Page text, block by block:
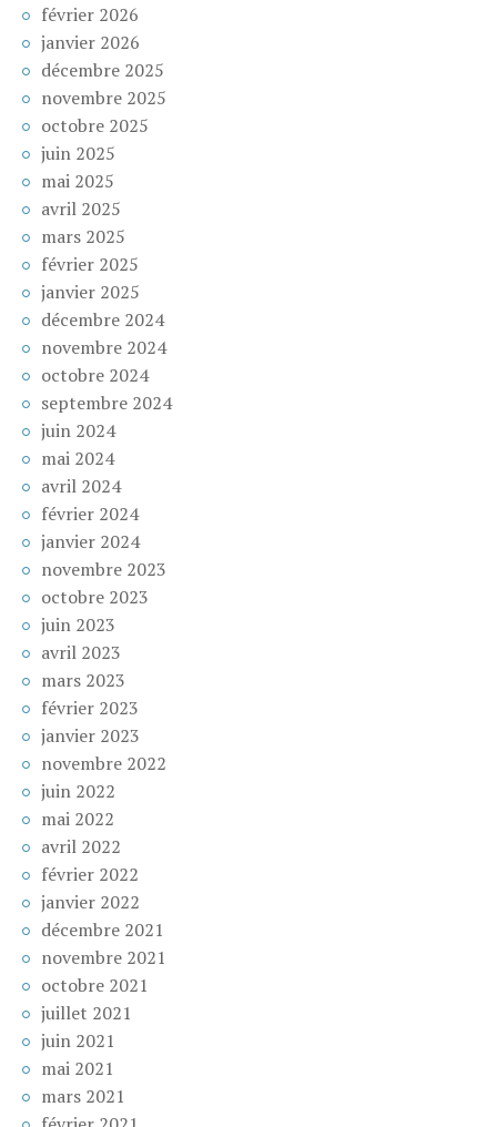
février 2026
janvier 2026
décembre 2025
novembre 2025
octobre 2025
juin 2025
mai 2025
avril 2025
mars 2025
février 2025
janvier 2025
décembre 2024
novembre 2024
octobre 2024
septembre 2024
juin 2024
mai 2024
avril 2024
février 2024
janvier 2024
novembre 2023
octobre 2023
juin 2023
avril 2023
mars 2023
février 2023
janvier 2023
novembre 2022
juin 2022
mai 2022
avril 2022
février 2022
janvier 2022
décembre 2021
novembre 2021
octobre 2021
juillet 2021
juin 2021
mai 2021
mars 2021